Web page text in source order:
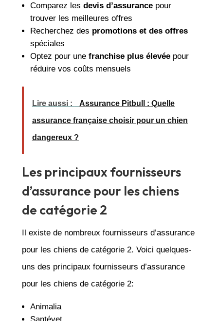
Comparez les devis d’assurancepour
trouver les meilleures offres
Recherchez des promotions et des offres
spéciales
Optez pour une franchise plus élevéepour
réduire vos coûts mensuels
Lire aussi : Assurance Pitbull : Quelle
assurance française choisir pour un chien
dangereux ?
Les principaux fournisseurs
d’assurance pour les chiens
de catégorie 2
Il existe de nombreux fournisseurs d’assurance
pour les chiens de catégorie 2. Voici quelques-
uns des principaux fournisseurs d’assurance
pour les chiens de catégorie 2:
Animalia